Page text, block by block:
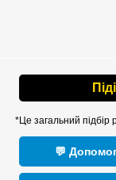
*Це загальний підбір
💬